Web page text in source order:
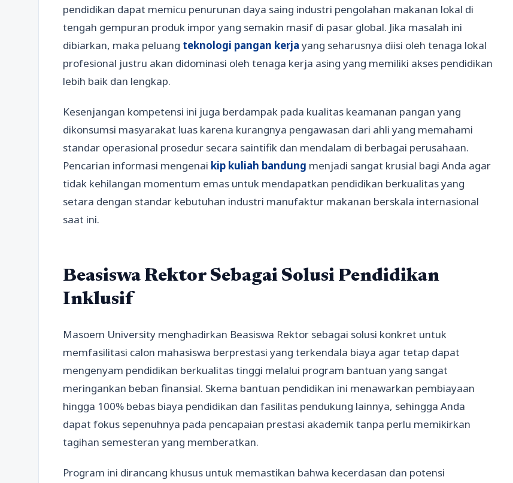
pendidikan dapat memicu penurunan daya saing industri pengolahan makanan lokal di
tengah gempuran produk impor yang semakin masif di pasar global. Jika masalah ini
dibiarkan, maka peluang teknologi pangan kerja yang seharusnya diisi oleh tenaga lokal
profesional justru akan didominasi oleh tenaga kerja asing yang memiliki akses pendidikan
lebih baik dan lengkap.
Kesenjangan kompetensi ini juga berdampak pada kualitas keamanan pangan yang
dikonsumsi masyarakat luas karena kurangnya pengawasan dari ahli yang memahami
standar operasional prosedur secara saintifik dan mendalam di berbagai perusahaan.
Pencarian informasi mengenai kip kuliah bandung menjadi sangat krusial bagi Anda agar
tidak kehilangan momentum emas untuk mendapatkan pendidikan berkualitas yang
setara dengan standar kebutuhan industri manufaktur makanan berskala internasional
saat ini.
Beasiswa Rektor Sebagai Solusi Pendidikan
Inklusif
Masoem University menghadirkan Beasiswa Rektor sebagai solusi konkret untuk
memfasilitasi calon mahasiswa berprestasi yang terkendala biaya agar tetap dapat
mengenyam pendidikan berkualitas tinggi melalui program bantuan yang sangat
meringankan beban finansial. Skema bantuan pendidikan ini menawarkan pembiayaan
hingga 100% bebas biaya pendidikan dan fasilitas pendukung lainnya, sehingga Anda
dapat fokus sepenuhnya pada pencapaian prestasi akademik tanpa perlu memikirkan
tagihan semesteran yang memberatkan.
Program ini dirancang khusus untuk memastikan bahwa kecerdasan dan potensi